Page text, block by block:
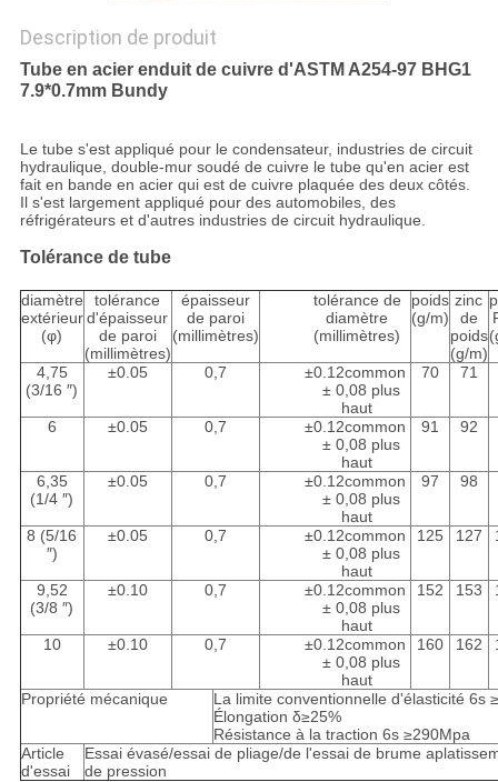
VIE
PRIVÉE
Description de produit
Tube en acier enduit de cuivre d'ASTM A254-97 BHG1
7.9*0.7mm Bundy
Le tube s'est appliqué pour le condensateur, industries de circuit
hydraulique, double-mur soudé de cuivre le tube qu'en acier est
fait en bande en acier qui est de cuivre plaquée des deux côtés.
Il s'est largement appliqué pour des automobiles, des
réfrigérateurs et d'autres industries de circuit hydraulique.
Tolérance de tube
diamètre
extérieur
(φ)
tolérance
d'épaisseur
de paroi
(millimètres)
épaisseur
de paroi
(millimètres)
tolérance de
diamètre
(millimètres)
poids
(g/m)
zinc
de
poids
(g/m)
4,75
(3/16 ″)
±0.05 0,7
±0.12common
± 0,08 plus
haut
70 71
6 ±0.05 0,7
±0.12common
± 0,08 plus
haut
91 92
6,35
(1/4 ″)
±0.05 0,7
±0.12common
± 0,08 plus
haut
97 98
8 (5/16
″)
±0.05 0,7
±0.12common
± 0,08 plus
haut
125 127
9,52
(3/8 ″)
±0.10 0,7
±0.12common
± 0,08 plus
haut
152 153
10 ±0.10 0,7
±0.12common
± 0,08 plus
haut
160 162
Propriété mécanique
La limite conventionnelle d'élasticité 6s
Élongation δ≥25%
Résistance à la traction 6s ≥290Mpa
Article
d'essai
Essai évasé/essai de pliage/de l'essai de brume
de pression